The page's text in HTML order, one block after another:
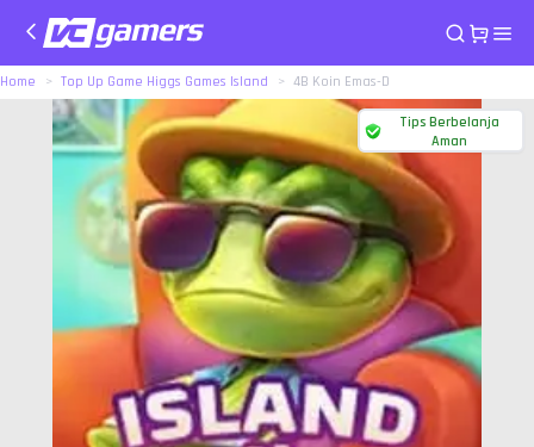
Home Top Up Game Higgs Games Island 4B Koin Emas-D
Tips Berbelanja
Aman